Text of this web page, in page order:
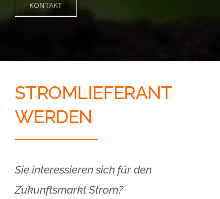
KONTAKT
STROMLIEFERANT
WERDEN
Sie interessieren sich für den
Zukunftsmarkt Strom?